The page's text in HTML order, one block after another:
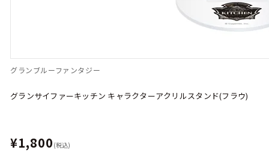
グランブルーファンタジー
グランサイファーキッチン キャラクターアクリルスタンド(フラウ)
¥1,800 (税込)